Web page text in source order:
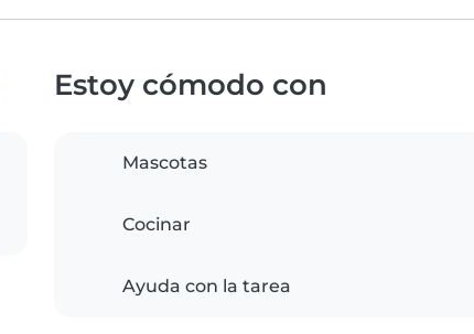
Estoy cómodo con
Mascotas
Cocinar
Ayuda con la tarea